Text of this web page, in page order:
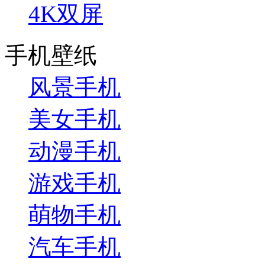
4K双屏
手机壁纸
风景手机
美女手机
动漫手机
游戏手机
萌物手机
汽车手机